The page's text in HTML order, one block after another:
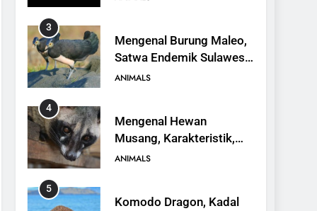
3
Mengenal Burung Maleo,
Satwa Endemik Sulawesi
yang Terancam Punah
ANIMALS
4
Mengenal Hewan
Musang, Karakteristik,
Jenis, dan Peran dalam
ANIMALS
5
Komodo Dragon, Kadal